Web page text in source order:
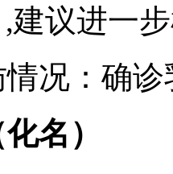
建议进一
：确诊
名）